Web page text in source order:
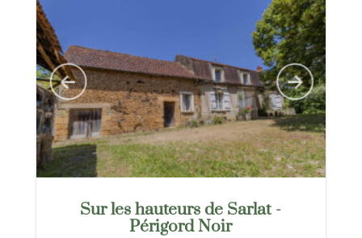
Sur les hauteurs de Sarlat -
Périgord Noir